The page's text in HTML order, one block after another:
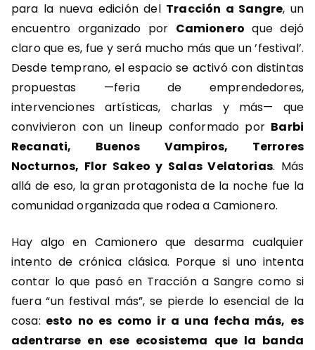
para la nueva edición del Tracción a Sangre, un
encuentro organizado por Camionero que dejó
claro que es, fue y será mucho más que un ’festival’.
Desde temprano, el espacio se activó con distintas
propuestas —feria de emprendedores,
intervenciones artísticas, charlas y más— que
convivieron con un lineup conformado por Barbi
Recanati, Buenos Vampiros, Terrores
Nocturnos, Flor Sakeo y Salas Velatorias. Más
allá de eso, la gran protagonista de la noche fue la
comunidad organizada que rodea a Camionero.
Hay algo en Camionero que desarma cualquier
intento de crónica clásica. Porque si uno intenta
contar lo que pasó en Tracción a Sangre como si
fuera “un festival más”, se pierde lo esencial de la
cosa: esto no es como ir a una fecha más, es
adentrarse en ese ecosistema que la banda